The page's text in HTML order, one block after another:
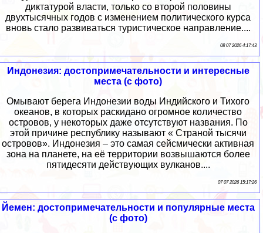
диктатурой власти, только со второй половины
двухтысячных годов с изменением политического курса
вновь стало развиваться туристическое направление....
08 07 2026 4:17:43
Индонезия: достопримечательности и интересные
места (с фото)
Омывают берега Индонезии воды Индийского и Тихого
океанов, в которых раскидано огромное количество
островов, у некоторых даже отсутствуют названия. По
этой причине республику называют « Страной тысячи
островов». Индонезия – это самая сейсмически активная
зона на планете, на её территории возвышаются более
пятидесяти действующих вулканов....
07 07 2026 15:17:26
Йемен: достопримечательности и популярные места
(с фото)